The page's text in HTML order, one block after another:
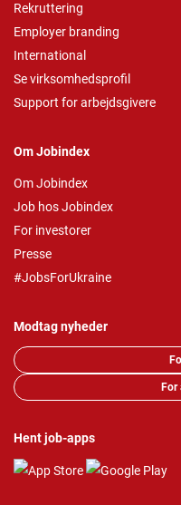
Rekruttering
Employer branding
International
Se virksomhedsprofil
Support for arbejdsgivere
Om Jobindex
Om Jobindex
Job hos Jobindex
For investorer
Presse
#JobsForUkraine
Modtag nyheder
For
Hent job-apps